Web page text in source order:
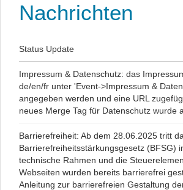
Nachrichten
Status Update
Impressum & Datenschutz: das
de/en/fr unter 'Event->Impressum &
angegeben werden und eine URL
neues Merge Tag für Datenschutz wurde
Barrierefreiheit: Ab dem 28.06.2025 tritt
Barrierefreiheitsstärkungsgesetz (BFSG)
technische Rahmen und die
Webseiten wurden bereits barrierefrei
Anleitung zur barrierefreien Gestaltung